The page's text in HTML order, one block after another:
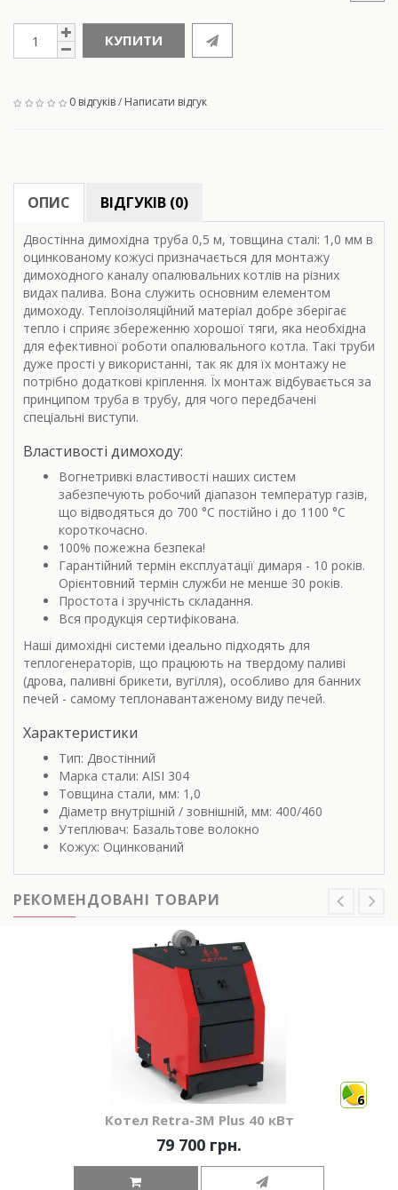
КУПИТИ
0 відгуків/ Написати відгук
ОПИС ВІДГУКІВ (0)
Двостінна димохідна труба 0,5 м, товщина сталі: 1,0 мм в
оцинкованому кожусі призначається для монтажу
димоходного каналу опалювальних котлів на різних
видах палива. Вона служить основним елементом
димоходу. Теплоізоляційний матеріал добре зберігає
тепло і сприяє збереженню хорошої тяги, яка необхідна
для ефективної роботи опалювального котла. Такі труби
дуже прості у використанні, так як для їх монтажу не
потрібно додаткові кріплення. Їх монтаж відбувається за
принципом труба в трубу, для чого передбачені
спеціальні виступи.
Властивості димоходу:
Вогнетривкі властивості наших систем
забезпечують робочий діапазон температур газів,
що відводяться до 700 °С постійно і до 1100 °С
короткочасно.
100% пожежна безпека!
Гарантійний термін експлуатації димаря - 10 років.
Орієнтовний термін служби не менше 30 років.
Простота і зручність складання.
Вся продукція сертифікована.
Наші димохідні системи ідеально підходять для
теплогенераторів, що працюють на твердому паливі
(дрова, паливні брикети, вугілля), особливо для банних
печей - самому теплонавантаженому виду печей.
Характеристики
Тип: Двостінний
Марка стали: AISI 304
Товщина стали, мм: 1,0
Діаметр внутрішній / зовнішній, мм: 400/460
Утеплювач: Базальтове волокно
Кожух: Оцинкований
РЕКОМЕНДОВАНІ ТОВАРИ
6
Котел Retra-3М Plus 40 кВт
79 700 грн.